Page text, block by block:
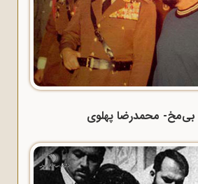
بی‌مخ- محمدرضا پهلوی